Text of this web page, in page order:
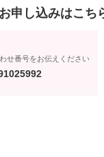
申し込みはこち
せ番号をお伝えください